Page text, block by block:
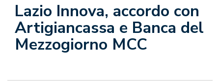
Lazio Innova, accordo con
Artigiancassa e Banca del
Mezzogiorno MCC